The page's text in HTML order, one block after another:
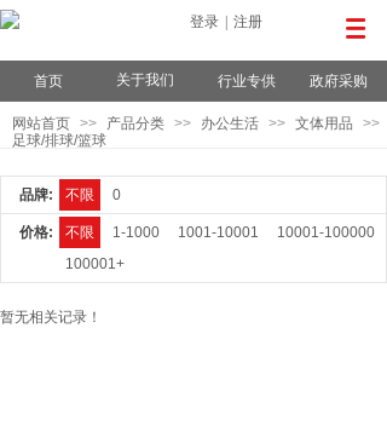
登录 注册
首页 关于我们 行业专供 政府采购
网站首页 >> 产品分类 >> 办公生活 >> 文体用品
>>
足球/排球/篮球
品牌: 不限 0
价格: 不限 1-1000 1001-10001
10001-100000
100001+
暂无相关记录！